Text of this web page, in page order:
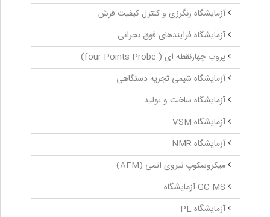
آزمایشگاه رنگرزی و کنترل کیفیت فرش
آزمایشگاه فرایندهای فوق بحرانی
پروب چهارنقطه ‏ای ( four Points Probe)
آزمایشگاه شیمی تجزیه دستگاهی
آزمایشگاه ساخت و تولید
آزمایشگاه VSM
آزمایشگاه NMR
میکروسکوپ نیروی اتمی (AFM)
GC-MS آزمایشگاه
آزمایشگاه PL